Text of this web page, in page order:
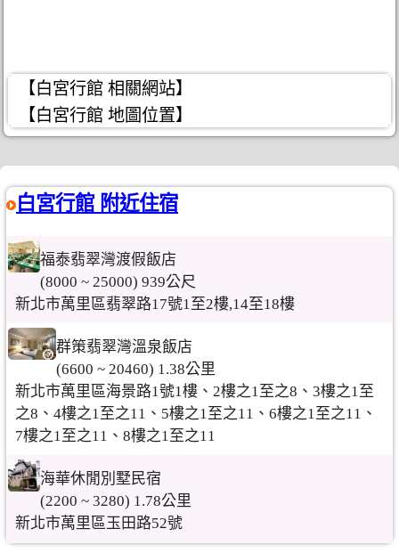
【白宮行館 相關網站】
【白宮行館 地圖位置】
白宮行館 附近住宿
福泰翡翠灣渡假飯店
(8000 ~ 25000) 939公尺
新北市萬里區翡翠路17號1至2樓,14至18樓
群策翡翠灣溫泉飯店
(6600 ~ 20460) 1.38公里
新北市萬里區海景路1號1樓、2樓之1至之8、3樓之1至
之8、4樓之1至之11、5樓之1至之11、6樓之1至之11、
7樓之1至之11、8樓之1至之11
海華休閒別墅民宿
(2200 ~ 3280) 1.78公里
新北市萬里區玉田路52號